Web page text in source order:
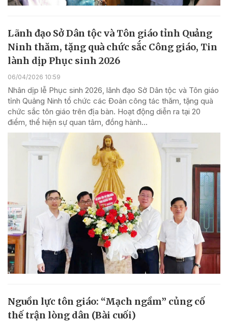
Lãnh đạo Sở Dân tộc và Tôn giáo tỉnh Quảng
Ninh thăm, tặng quà chức sắc Công giáo, Tin
lành dịp Phục sinh 2026
06/04/2026 10:59
Nhân dịp lễ Phục sinh 2026, lãnh đạo Sở Dân tộc và Tôn giáo
tỉnh Quảng Ninh tổ chức các Đoàn công tác thăm, tặng quà
chức sắc tôn giáo trên địa bàn. Hoạt động diễn ra tại 20
điểm, thể hiện sự quan tâm, đồng hành...
Nguồn lực tôn giáo: “Mạch ngầm” củng cố
thế trận lòng dân (Bài cuối)